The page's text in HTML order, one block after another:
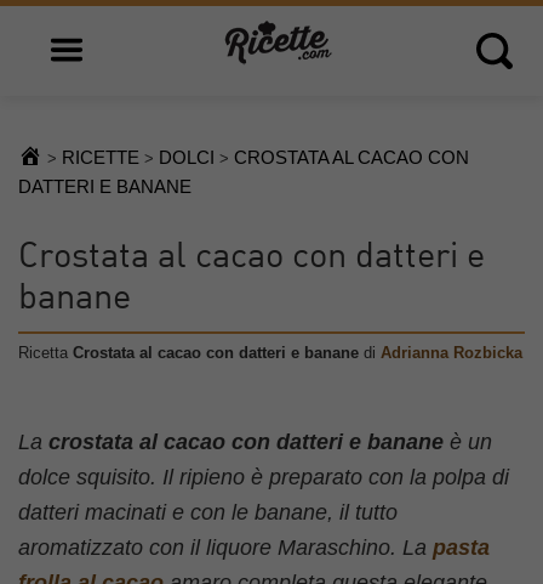
Open main menu Open
> RICETTE > DOLCI > CROSTATA AL CACAO CON
DATTERI E BANANE
Crostata al cacao con datteri e
banane
Ricetta Crostata al cacao con datteri e banane di Adrianna Rozbicka
La crostata al cacao con datteri e banane è un
dolce squisito. Il ripieno è preparato con la polpa di
datteri macinati e con le banane, il tutto
aromatizzato con il liquore Maraschino. La pasta